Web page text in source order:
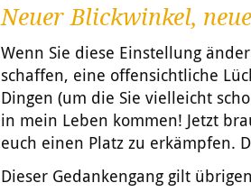
Neuer Blickwinkel,
Wenn Sie diese Einstellung
schaffen, eine offensichtliche
Dingen (um die Sie vielleicht
in mein Leben kommen! Jetzt
euch einen Platz zu erkämpfen.
Dieser Gedankengang gilt